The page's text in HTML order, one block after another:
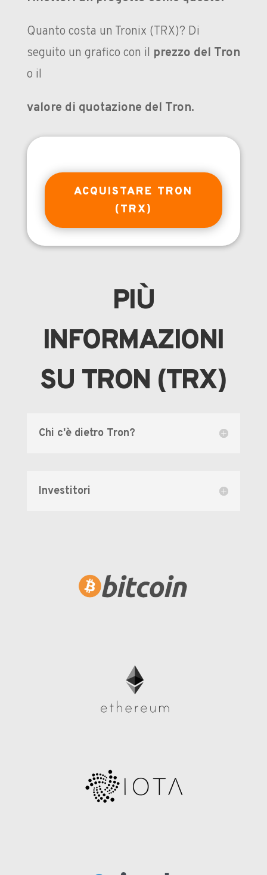
Quanto costa un Tronix (TRX)? Di
seguito un grafico con il prezzo del Tron
o il
valore di quotazione del Tron.
ACQUISTARE TRON
(TRX)
PIÙ
INFORMAZIONI
SU TRON (TRX)
Chi c'è dietro Tron?
Investitori